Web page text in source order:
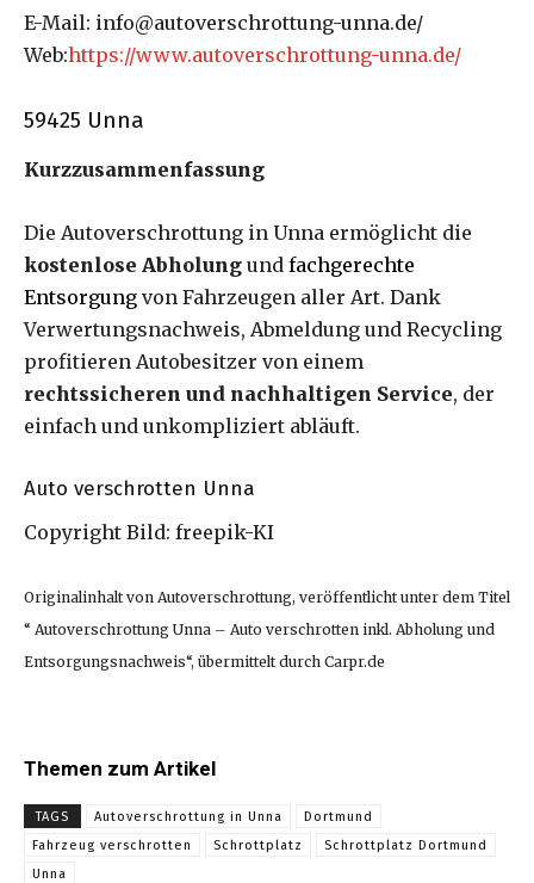
E-Mail: info@autoverschrottung-unna.de/
Web:https://www.autoverschrottung-unna.de/
59425 Unna
Kurzzusammenfassung
Die Autoverschrottung in Unna ermöglicht die
kostenlose Abholung und fachgerechte
Entsorgung von Fahrzeugen aller Art. Dank
Verwertungsnachweis, Abmeldung und Recycling
profitieren Autobesitzer von einem
rechtssicheren und nachhaltigen Service, der
einfach und unkompliziert abläuft.
Auto verschrotten Unna
Copyright Bild: freepik-KI
Originalinhalt von Autoverschrottung, veröffentlicht unter dem Titel
“ Autoverschrottung Unna – Auto verschrotten inkl. Abholung und
Entsorgungsnachweis“, übermittelt durch Carpr.de
Themen zum Artikel
TAGS Autoverschrottung in Unna
Dortmund
Fahrzeug verschrotten
Schrottplatz
Schrottplatz Dortmund
Unna